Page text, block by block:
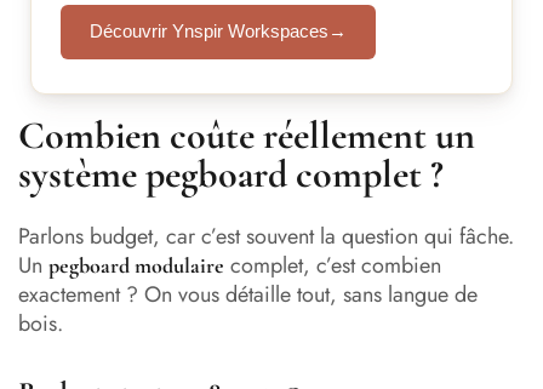
Découvrir Ynspir Workspaces →
Combien coûte réellement un
système pegboard complet ?
Parlons budget, car c’est souvent la question qui fâche.
Un pegboard modulaire complet, c’est combien
exactement ? On vous détaille tout, sans langue de
bois.